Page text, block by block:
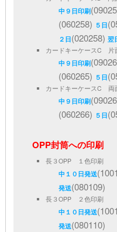
中９日印刷
(060258) ５日
２日(020258)翌
カードキーケースC
中９日印刷
(060265) ５日
カードキーケースC
中９日印刷
(060266) ５日
OPP封筒への印刷
長３OPP １色印刷
中１０日発送
発送(080109)
長３OPP ２色印刷
中１０日発送
発送(080110)